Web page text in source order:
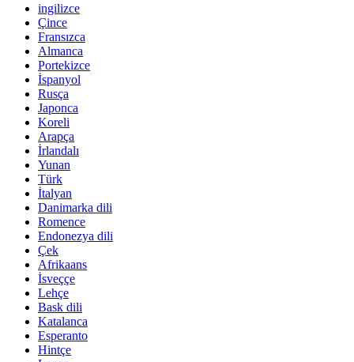
ingilizce
Çince
Fransızca
Almanca
Portekizce
İspanyol
Rusça
Japonca
Koreli
Arapça
İrlandalı
Yunan
Türk
İtalyan
Danimarka dili
Romence
Endonezya dili
Çek
Afrikaans
İsveççe
Lehçe
Bask dili
Katalanca
Esperanto
Hintçe